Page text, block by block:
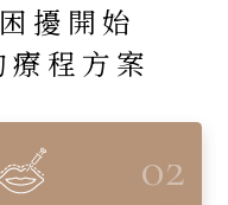
擾開始
程方案
02